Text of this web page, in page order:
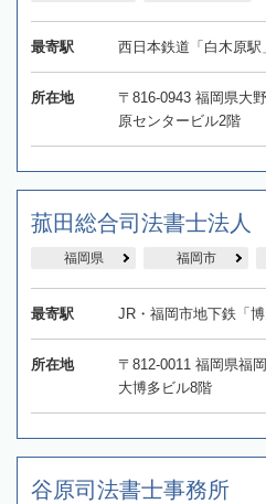
最寄駅 西日本鉄道「白木原駅
所在地
〒816-0943 福岡県大
原センタービル2階
菰田総合司法書士法人
福岡県 福岡市
最寄駅 JR・福岡市地下鉄「
所在地
〒812-0011 福岡県福
大博多ビル8階
谷原司法書士事務所